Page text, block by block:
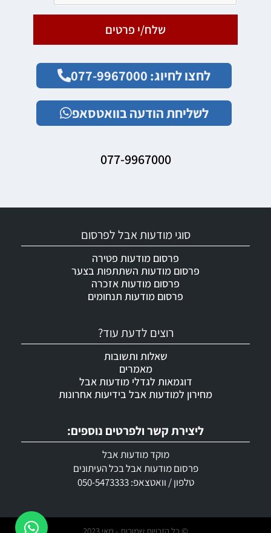
שלח/י פרטים
לחצו לחיוג: 077-9967000
לשליחת הודעה בוואטסאפ
077-9967000
ליצירת קשר ולפרטים נוספים:
מוקד מודעות אבל
פרסום מודעות אבל בכל העיתונים
טלפון / וואטצאפ: 050-5473333
רוצים לדעת עוד?
שאלות ותשובות
מאמרים
דוגמאות לגדלי מודעות אבל
מחירון למודעות אבל בידיעות אחרונות
סוגי מודעות אבל לפרסום
פרסום מודעות פטירה
פרסום מודעות השתתפות בצער
פרסום מודעות אזכרה
פרסום מודעות תנחומים